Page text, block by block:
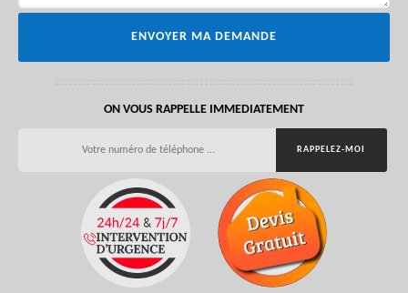
ON VOUS RAPPELLE IMMEDIATEMENT